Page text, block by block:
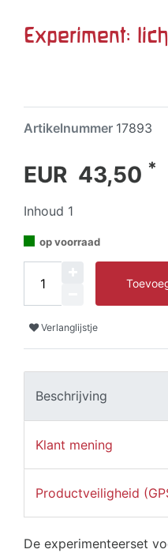
Experiment:
Artikelnummer 17893
EUR 43,50 *
Inhoud 1
op voorraad
Verlanglijstje
Beschrijving
Klant mening
Productveiligheid
De experimenteerset